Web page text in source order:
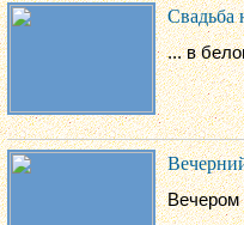
Свадьба
... в
Вечером